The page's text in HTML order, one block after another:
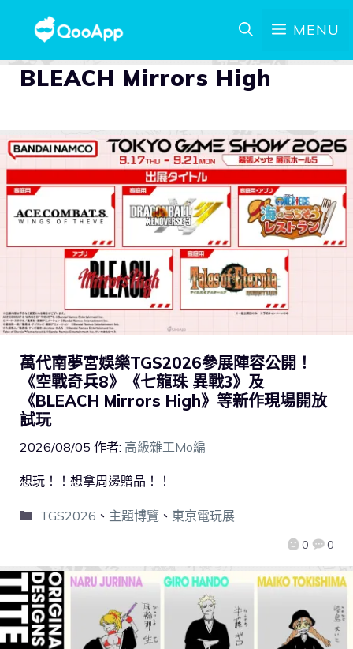
MENU
BLEACH Mirrors High
萬代南夢宮娛樂TGS2026參展陣容公開！
《空戰奇兵8》《七龍珠 異戰3》及
《BLEACH Mirrors High》等新作現場開放
試玩
2026/08/05 作者: 高級雜工Mo編
0 0
想玩！！想拿周邊贈品！！
TGS2026 、 主題博覽 、 東京電玩展